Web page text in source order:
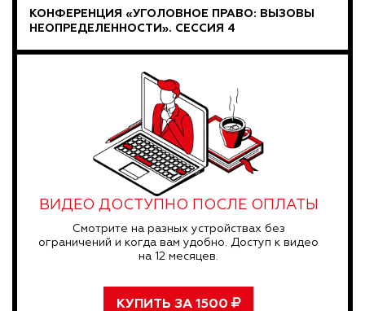
КОНФЕРЕНЦИЯ «УГОЛОВНОЕ ПРАВО: ВЫЗОВЫ
НЕОПРЕДЕЛЕННОСТИ». СЕССИЯ 4
ВИДЕО ДОСТУПНО ПОСЛЕ ОПЛАТЫ
Смотрите на разных устройствах без
ограничений и когда вам удобно. Доступ к видео
на 12 месяцев.
КУПИТЬ ЗА 1500